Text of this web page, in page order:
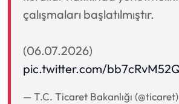
çalışmaları başlatılmıştır.
(06.07.2026)
pic.twitter.com/
— T.C. Ticaret Bakanlığı (@ticaret)